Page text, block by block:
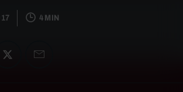
4 MIN